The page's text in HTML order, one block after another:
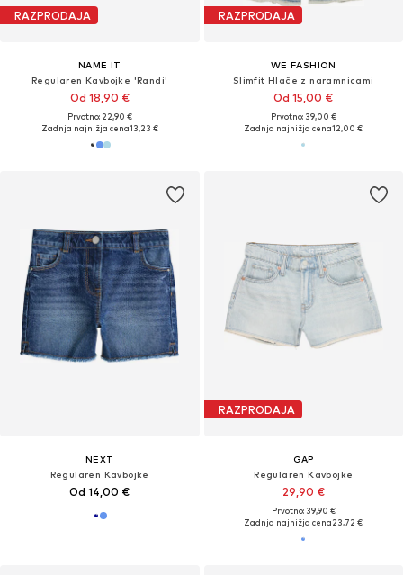
RAZPRODAJA
NAME IT
Regularen Kavbojke 'Randi'
Od 18,90 €
Prvotno: 22,90 €
Zadnja najnižja cena13,23 €
RAZPRODAJA
WE FASHION
Slimfit Hlače z naramnicami
Od 15,00 €
Prvotno: 39,00 €
Zadnja najnižja cena12,00 €
NEXT
Regularen Kavbojke
Od 14,00 €
RAZPRODAJA
GAP
Regularen Kavbojke
29,90 €
Prvotno: 39,90 €
Zadnja najnižja cena23,72 €